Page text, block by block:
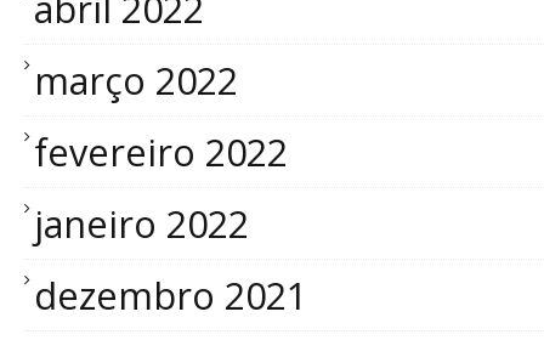
março 2022
fevereiro 2022
janeiro 2022
dezembro 2021